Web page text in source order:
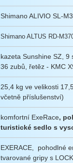
Shimano ALIVIO SL-
Shimano ALTUS RD-
kazeta Sunshine SZ, 9
36 zubů, řetěz - KMC
25,4 kg ve velikosti
včetně příslušenství)
komfortní ExeRace,
turistické sedlo s
EXERACE, pohodlné
tvarované gripy s